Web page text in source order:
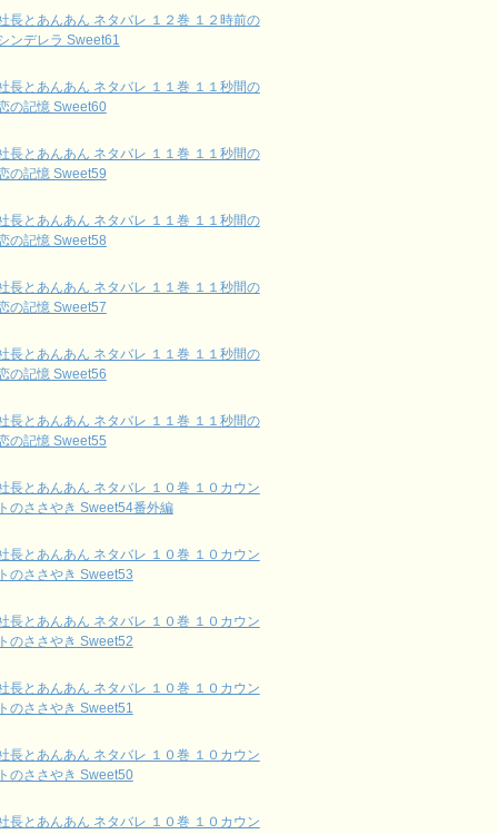
長とあんあん ネタバレ １２巻 １２時前の
ンデレラ Sweet61
長とあんあん ネタバレ １１巻 １１秒間の
の記憶 Sweet60
長とあんあん ネタバレ １１巻 １１秒間の
の記憶 Sweet59
長とあんあん ネタバレ １１巻 １１秒間の
の記憶 Sweet58
長とあんあん ネタバレ １１巻 １１秒間の
の記憶 Sweet57
長とあんあん ネタバレ １１巻 １１秒間の
の記憶 Sweet56
長とあんあん ネタバレ １１巻 １１秒間の
の記憶 Sweet55
長とあんあん ネタバレ １０巻 １０カウン
のささやき Sweet54番外編
長とあんあん ネタバレ １０巻 １０カウン
のささやき Sweet53
長とあんあん ネタバレ １０巻 １０カウン
のささやき Sweet52
長とあんあん ネタバレ １０巻 １０カウン
のささやき Sweet51
長とあんあん ネタバレ １０巻 １０カウン
のささやき Sweet50
長とあんあん ネタバレ １０巻 １０カウン